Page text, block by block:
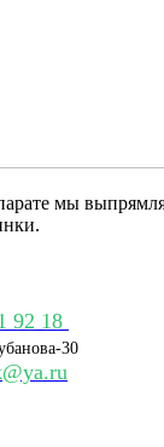
мы
92 18
30